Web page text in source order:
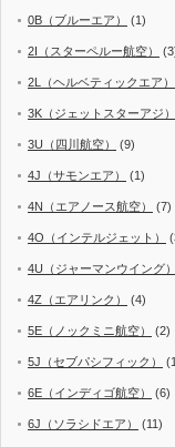
0B（ブルーエア） (1)
2I（スターペルー航空）
2L（ヘルベティックエア）
3K（ジェットスターアジ）
3U（四川航空） (9)
4J（サモンエア） (1)
4N（エアノース航空） (7)
4O（インテルジェット）
4U（ジャーマンウイング）
4Z（エアリンク） (4)
5E（ノックミニ航空） (2)
5J（セブパシフィック）
6E（インディゴ航空） (6)
6J（ソラシドエア） (11)